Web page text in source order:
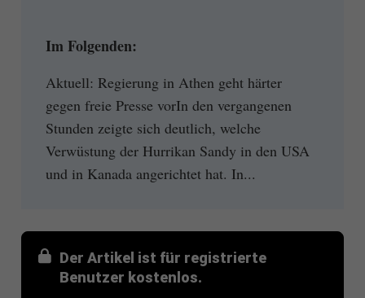
Im Folgenden:
Aktuell: Regierung in Athen geht härter
gegen freie Presse vorIn den vergangenen
Stunden zeigte sich deutlich, welche
Verwüstung der Hurrikan Sandy in den USA
und in Kanada angerichtet hat. In...
Der Artikel ist für registrierte
Benutzer kostenlos.